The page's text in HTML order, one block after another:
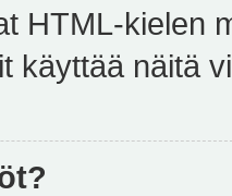
HTML-kielen
käyttää näitä